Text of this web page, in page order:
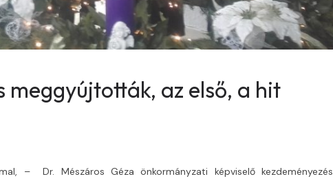
meggyújtották, az első, a hit
– Dr. Mészáros Géza önkormányzati képviselő